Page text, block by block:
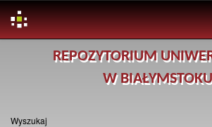
REPOZYTORIUM
W BIAŁYMSTOKU
Wyszukaj